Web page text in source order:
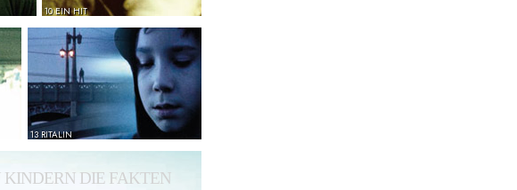
10 EIN HIT
13 RITALIN
KINDERN DIE FAKTEN